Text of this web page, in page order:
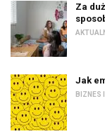
Za
Jak
BIZNES